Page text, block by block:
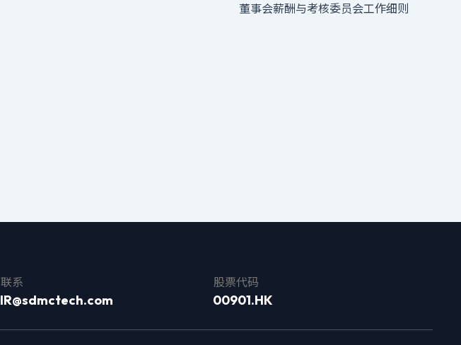
董事会薪酬与考核委员会工作细则
联系
IR@sdmctech.com
股票代码
00901.HK